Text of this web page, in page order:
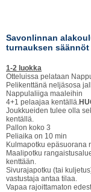
Savonlinnan
turnauksen säännöt
1-2 luokka
Otteluissa pelataan
Pelikenttänä neljäsosa
Nappulaliiga maaleihin
4+1 pelaajaa kentällä.
Joukkueiden tulee olla
kentällä.
Pallon koko 3
Peliaika on 10 min
Kulmapotku epäsuorana
Maalipotku
kenttään.
Sivurajapotku (tai
vastustaja antaa tilaa.
Vapaa rajoittamaton